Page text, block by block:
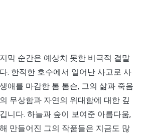
막 순간은 예상치 못한 비극적 결말
. 한적한 호수에서 일어난 사고로 사
애를 마감한 톰 톰슨, 그의 삶과 죽음
무상함과 자연의 위대함에 대한 깊
니다. 하늘과 숲이 보여준 아름다움,
만들어진 그의 작품들은 지금도 많